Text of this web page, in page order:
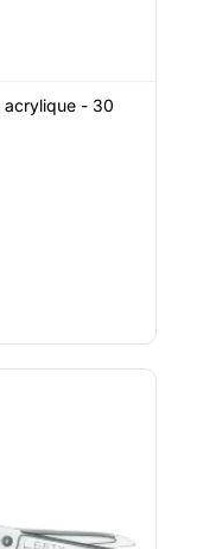
acrylique - 30